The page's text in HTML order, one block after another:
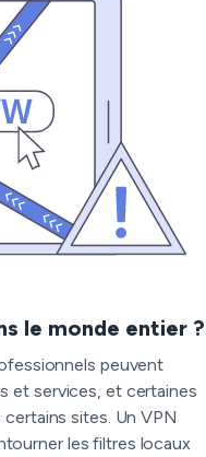
le monde entier ?
peuvent
et services, et certaines
sites. Un VPN
les filtres locaux